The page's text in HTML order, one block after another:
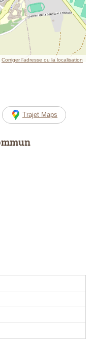
Corriger l’adresse ou la localisation
Trajet Maps